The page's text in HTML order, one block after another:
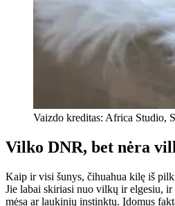
Vaizdo kreditas: Africa Studio,
Vilko DNR, bet nėra
Kaip ir visi šunys, čihuahua kilę iš
Jie labai skiriasi nuo vilkų ir elgesiu,
mėsa ar laukinių instinktų. Įdomus